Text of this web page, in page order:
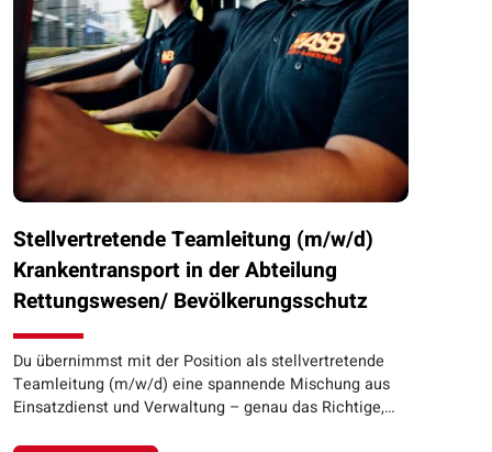
Stellvertretende Teamleitung (m/w/d)
Krankentransport in der Abteilung
Rettungswesen/ Bevölkerungsschutz
Du übernimmst mit der Position als stellvertretende
Teamleitung (m/w/d) eine spannende Mischung aus
Einsatzdienst und Verwaltung – genau das Richtige,…